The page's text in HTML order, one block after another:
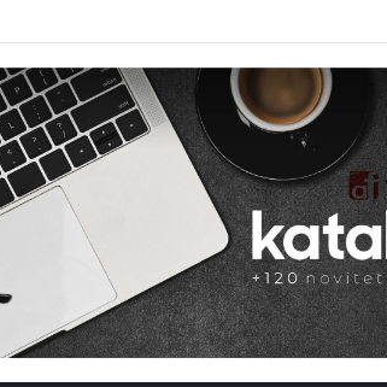
bh. granici, nastavio put prema Njemačkoj bez nje